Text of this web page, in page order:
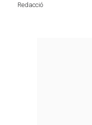
Redacció